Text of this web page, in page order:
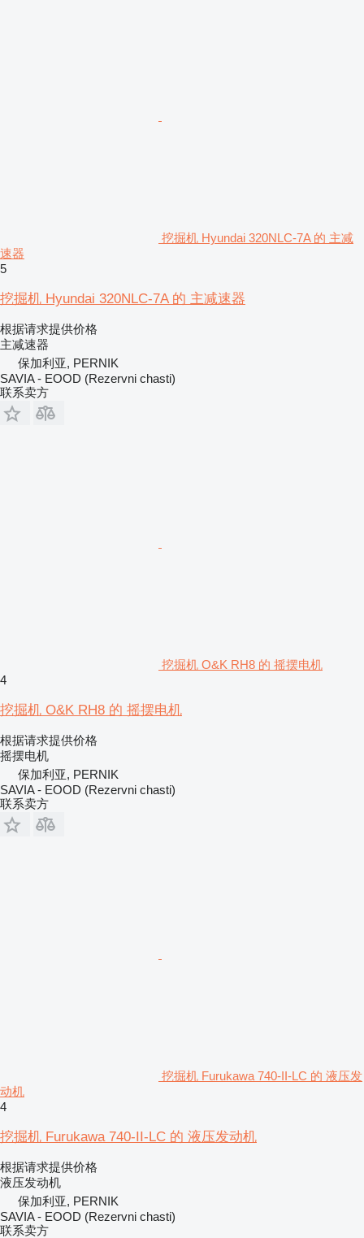
挖掘机 Hyundai 320NLC-7A 的 主减
速器
5
挖掘机 Hyundai 320NLC-7A 的 主减速器
根据请求提供价格
主减速器
保加利亚, PERNIK
SAVIA - EOOD (Rezervni chasti)
联系卖方
挖掘机 O&K RH8 的 摇摆电机
4
挖掘机 O&K RH8 的 摇摆电机
根据请求提供价格
摇摆电机
保加利亚, PERNIK
SAVIA - EOOD (Rezervni chasti)
联系卖方
挖掘机 Furukawa 740-II-LC 的 液压发
动机
4
挖掘机 Furukawa 740-II-LC 的 液压发动机
根据请求提供价格
液压发动机
保加利亚, PERNIK
SAVIA - EOOD (Rezervni chasti)
联系卖方